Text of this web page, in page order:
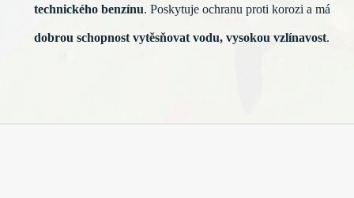
technického benzínu. Poskytuje ochranu proti korozi a má
dobrou schopnost vytěsňovat vodu, vysokou vzlínavost.